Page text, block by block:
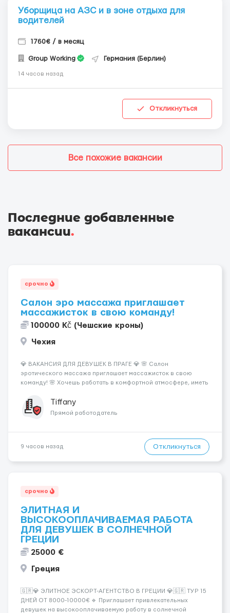
Уборщица на АЗС и в зоне отдыха для
водителей
1760€ / в месяц
Group Working Германия (Берлин)
14 часов назад
Откликнуться
Все похожие вакансии
Последние добавленные
вакансии.
срочно
Салон эро массажа приглашает
массажисток в свою команду!
100000 Kč (Чешские кроны)
Чехия
💎 ВАКАНСИЯ ДЛЯ ДЕВУШЕК В ПРАГЕ 💎 🌸 Салон
эротического массажа приглашает массажисток в свою
команду! 🌸 Хочешь работать в комфортной атмосфере, иметь
Тогда мы ждём именно тебя! 💆‍♀️✨ 💰 ЧТО МЫ ПРЕДЛАГАЕМ: 🔥
Доход от 4 000 €...
Tiffany
Прямой работодатель
9 часов назад Откликнуться
срочно
ЭЛИТНАЯ И
ВЫСОКООПЛАЧИВАЕМАЯ РАБОТА
ДЛЯ ДЕВУШЕК В СОЛНЕЧНОЙ
ГРЕЦИИ
25000 €
Греция
🇬🇷💎 ЭЛИТНОЕ ЭСКОРТ-АГЕНТСТВО В ГРЕЦИИ 💎🇬🇷 ТУР 15
ДНЕЙ ОТ 8000-10000€ 🔹 Приглашает привлекательных
девушек на высокооплачиваемую работу в солнечной